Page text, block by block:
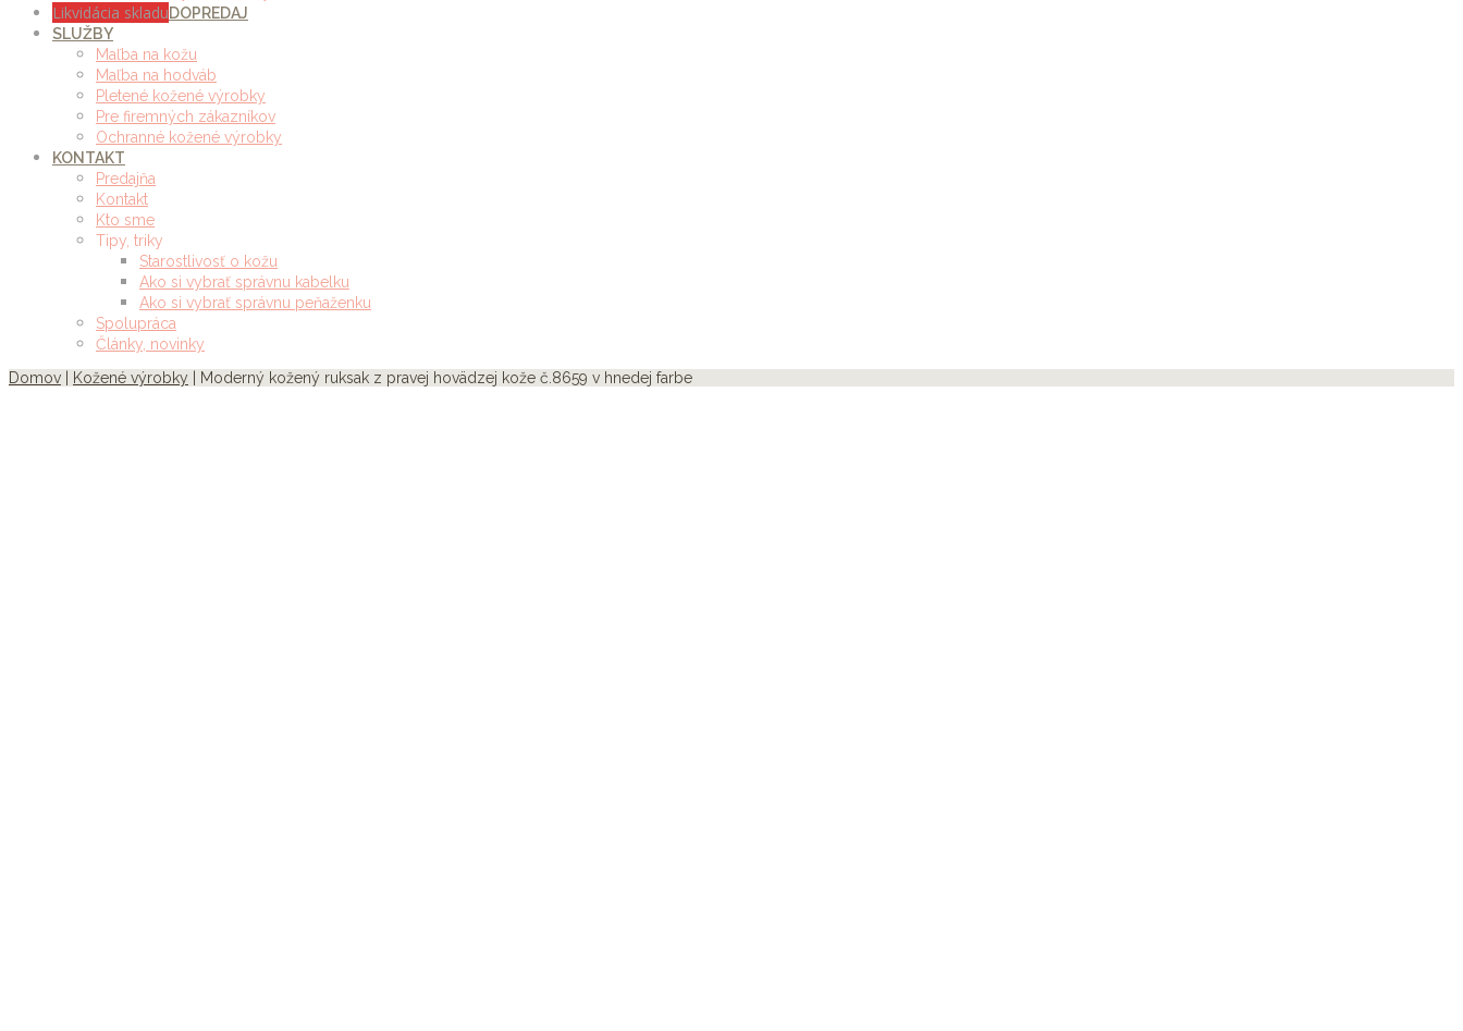
Likvidácia skladuDOPREDAJ
SLUŽBY
Maľba na kožu
Maľba na hodváb
Pletené kožené výrobky
Pre firemných zákazníkov
Ochranné kožené výrobky
KONTAKT
Predajňa
Kontakt
Kto sme
Tipy, triky
Starostlivosť o kožu
Ako si vybrať správnu kabelku
Ako si vybrať správnu peňaženku
Spolupráca
Články, novinky
Domov
Kožené výrobky | Moderný kožený ruksak z pravej hovädzej kože č.8659 v hnedej farbe